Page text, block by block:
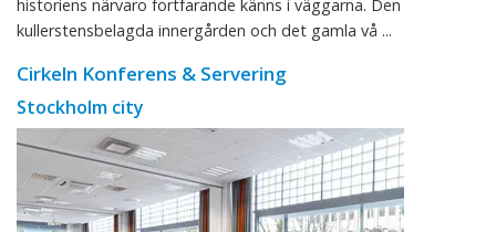
historiens närvaro fortfarande känns i väggarna. Den
kullerstensbelagda innergården och det gamla vå ...
Cirkeln Konferens & Servering
Stockholm city